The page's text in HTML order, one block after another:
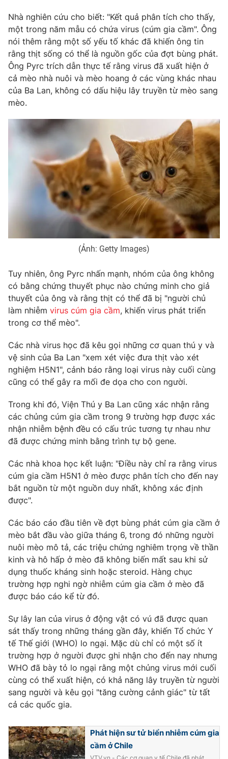
Tư vấn
Chuyên mục khác
Emagazine Podcast
Photo Infographic
Video Shorts video
VTV Thể thao
VTV Sức khoẻ Bất động sản
Thị trường 24h Tấm lòng Việt
VTV4 Vươn mình bằng AI
Liên hệ tòa soạn English
THỜI BÁO VTV
Theo dõi báo trên
Cơ quan chủ quản: Đài Truyền hình Việt Nam
Cơ quan báo chí: Thời báo VTV
Giấy phép hoạt động báo in và báo điện tử số 483/GP-BTTTT
cấp ngày 29/12/2023
Tổng Biên tập:
Vũ Thanh Thủy
Phó Tổng Biên tập:
Nguyễn Trọng Ninh
Tổng đài VTV:024.38 355 931 - 024.38 355 932
Ðiện thoại Thời báo VTV:024.66 897 897
Email:toasoan@vtv.vn
Liên hệ quảng cáo: 024-7300.7108
® Cấm sao chép dưới mọi hình thức nếu không có sự chấp
thông tin từ website này.
Nhà nghiên cứu cho biết: "Kết quả phân tích cho thấy,
một trong năm mẫu có chứa virus (cúm gia cầm". Ông
nói thêm rằng một số yếu tố khác đã khiến ông tin
rằng thịt sống có thể là nguồn gốc của đợt bùng phát.
Ông Pyrc trích dẫn thực tế rằng virus đã xuất hiện ở
cả mèo nhà nuôi và mèo hoang ở các vùng khác nhau
của Ba Lan, không có dấu hiệu lây truyền từ mèo sang
mèo.
(Ảnh: Getty Images)
Tuy nhiên, ông Pyrc nhấn mạnh, nhóm của ông không
có bằng chứng thuyết phục nào chứng minh cho giả
thuyết của ông và rằng thịt có thể đã bị "người chủ
làm nhiễm virus cúm gia cầm, khiến virus phát triển
trong cơ thể mèo".
Các nhà virus học đã kêu gọi những cơ quan thú y và
vệ sinh của Ba Lan "xem xét việc đưa thịt vào xét
nghiệm H5N1", cảnh báo rằng loại virus này cuối cùng
cũng có thể gây ra mối đe dọa cho con người.
Trong khi đó, Viện Thú y Ba Lan cũng xác nhận rằng
các chủng cúm gia cầm trong 9 trường hợp được xác
nhận nhiễm bệnh đều có cấu trúc tương tự nhau như
đã được chứng minh bằng trình tự bộ gene.
Các nhà khoa học kết luận: "Điều này chỉ ra rằng virus
cúm gia cầm H5N1 ở mèo được phân tích cho đến nay
bắt nguồn từ một nguồn duy nhất, không xác định
được".
Các báo cáo đầu tiên về đợt bùng phát cúm gia cầm ở
mèo bắt đầu vào giữa tháng 6, trong đó những người
nuôi mèo mô tả, các triệu chứng nghiêm trọng về thần
kinh và hô hấp ở mèo đã không biến mất sau khi sử
dụng thuốc kháng sinh hoặc steroid. Hàng chục
trường hợp nghi ngờ nhiễm cúm gia cầm ở mèo đã
được báo cáo kể từ đó.
Sự lây lan của virus ở động vật có vú đã được quan
sát thấy trong những tháng gần đây, khiến Tổ chức Y
tế Thế giới (WHO) lo ngại. Mặc dù chỉ có một số ít
trường hợp ở người được ghi nhận cho đến nay nhưng
WHO đã bày tỏ lo ngại rằng một chủng virus mới cuối
cùng có thể xuất hiện, có khả năng lây truyền từ người
sang người và kêu gọi "tăng cường cảnh giác" từ tất
cả các quốc gia.
Phát hiện sư tử biển nhiễm cúm gia
cầm ở Chile